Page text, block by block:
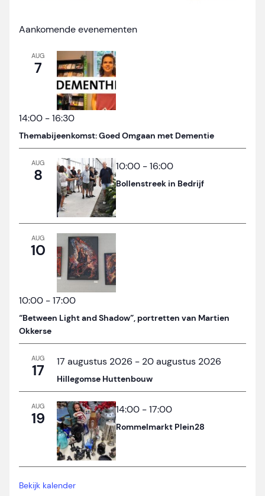
Aankomende evenementen
AUG
7
14:00 -16:30
Themabijeenkomst: Goed Omgaan met Dementie
AUG
8 10:00 -16:00
Bollenstreek in Bedrijf
AUG
10
10:00 -17:00
“Between Light and Shadow”, portretten van Martien
Okkerse
AUG
17 17 augustus 2026 - 20 augustus 2026
Hillegomse Huttenbouw
AUG
19 14:00 -17:00
Rommelmarkt Plein28
Bekijk kalender